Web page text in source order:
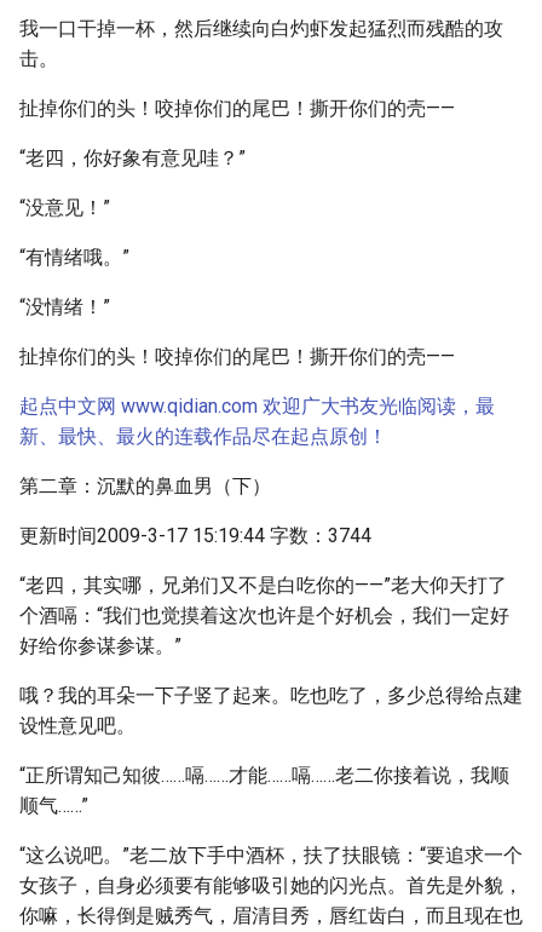
我一口干掉一杯，然后继续向白灼虾发起猛烈而残酷的攻
击。
扯掉你们的头！咬掉你们的尾巴！撕开你们的壳——
“老四，你好象有意见哇？”
“没意见！”
“有情绪哦。”
“没情绪！”
扯掉你们的头！咬掉你们的尾巴！撕开你们的壳——
起点中文网 www.qidian.com 欢迎广大书友光临阅读，最
新、最快、最火的连载作品尽在起点原创！
第二章：沉默的鼻血男（下）
更新时间2009-3-17 15:19:44 字数：3744
“老四，其实哪，兄弟们又不是白吃你的——”老大仰天打了
个酒嗝：“我们也觉摸着这次也许是个好机会，我们一定好
好给你参谋参谋。”
哦？我的耳朵一下子竖了起来。吃也吃了，多少总得给点建
设性意见吧。
“正所谓知己知彼……嗝……才能……嗝……老二你接着说，我顺
顺气……”
“这么说吧。”老二放下手中酒杯，扶了扶眼镜：“要追求一个
女孩子，自身必须要有能够吸引她的闪光点。首先是外貌，
你嘛，长得倒是贼秀气，眉清目秀，唇红齿白，而且现在也